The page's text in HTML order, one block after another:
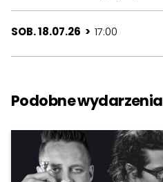
SOB. 18.07.26 > 17:00
Podobne wydarzenia